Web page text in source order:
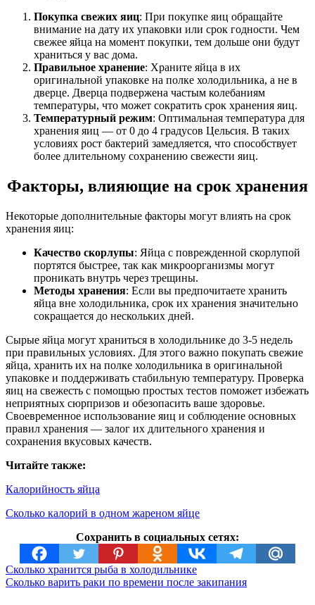
Покупка свежих яиц: При покупке яиц обращайте
внимание на дату их упаковки или срок годности. Чем
свежее яйца на момент покупки, тем дольше они будут
храниться у вас дома.
Правильное хранение: Храните яйца в их
оригинальной упаковке на полке холодильника, а не в
дверце. Дверца подвержена частым колебаниям
температуры, что может сократить срок хранения яиц.
Температурный режим: Оптимальная температура для
хранения яиц — от 0 до 4 градусов Цельсия. В таких
условиях рост бактерий замедляется, что способствует
более длительному сохранению свежести яиц.
Факторы, влияющие на срок хранения
Некоторые дополнительные факторы могут влиять на срок
хранения яиц:
Качество скорлупы: Яйца с поврежденной скорлупой
портятся быстрее, так как микроорганизмы могут
проникать внутрь через трещины.
Методы хранения: Если вы предпочитаете хранить
яйца вне холодильника, срок их хранения значительно
сокращается до нескольких дней.
Сырые яйца могут храниться в холодильнике до 3-5 недель
при правильных условиях. Для этого важно покупать свежие
яйца, хранить их на полке холодильника в оригинальной
упаковке и поддерживать стабильную температуру. Проверка
яиц на свежесть с помощью простых тестов поможет избежать
неприятных сюрпризов и обезопасить ваше здоровье.
Своевременное использование яиц и соблюдение основных
правил хранения — залог их длительного хранения и
сохранения вкусовых качеств.
Читайте также:
Калорийность яйца
Сколько калорий в одном жареном яйце
Сохранить в социальных сетях:
Сколько хранится рыба в холодильнике
Сколько варить раки по времени после закипания